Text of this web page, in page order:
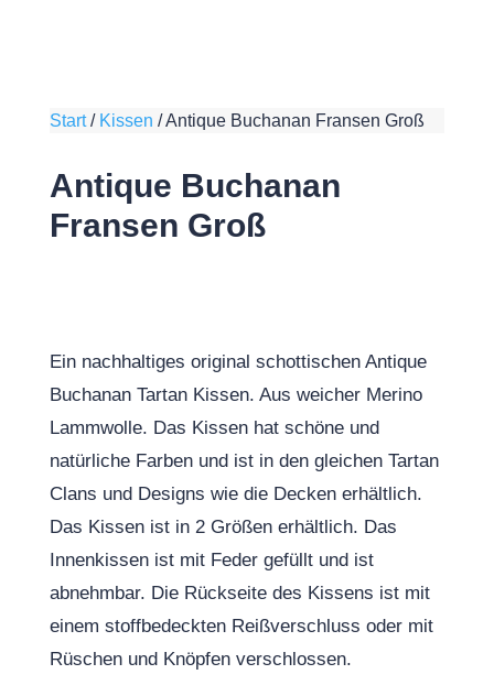
Start/ Kissen /Antique Buchanan Fransen Groß
Antique Buchanan
Fransen Groß
Ein nachhaltiges original schottischen Antique
Buchanan Tartan Kissen. Aus weicher Merino
Lammwolle. Das Kissen hat schöne und
natürliche Farben und ist in den gleichen Tartan
Clans und Designs wie die Decken erhältlich.
Das Kissen ist in 2 Größen erhältlich. Das
Innenkissen ist mit Feder gefüllt und ist
abnehmbar. Die Rückseite des Kissens ist mit
einem stoffbedeckten Reißverschluss oder mit
Rüschen und Knöpfen verschlossen.